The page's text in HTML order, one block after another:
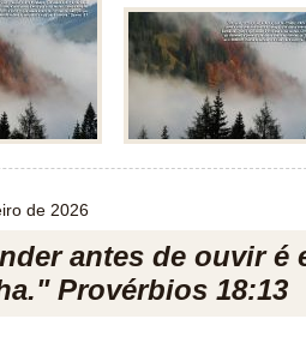
de 2026
antes de ouvir é
Provérbios 18:13